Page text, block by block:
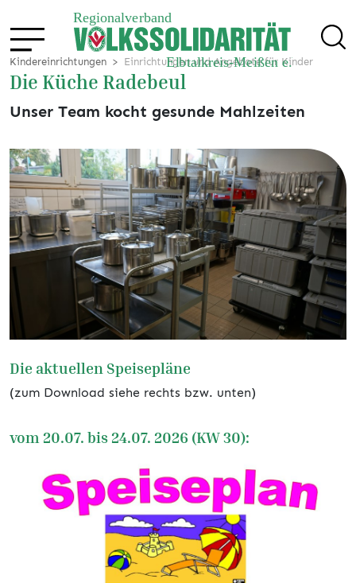
Kindereinrichtungen Einrichtungen und Angebote für Kinder
Die Küche Radebeul
Unser Team kocht gesunde Mahlzeiten
Die aktuellen Speisepläne
(zum Download siehe rechts bzw. unten)
vom 20.07. bis 24.07. 2026 (KW 30):